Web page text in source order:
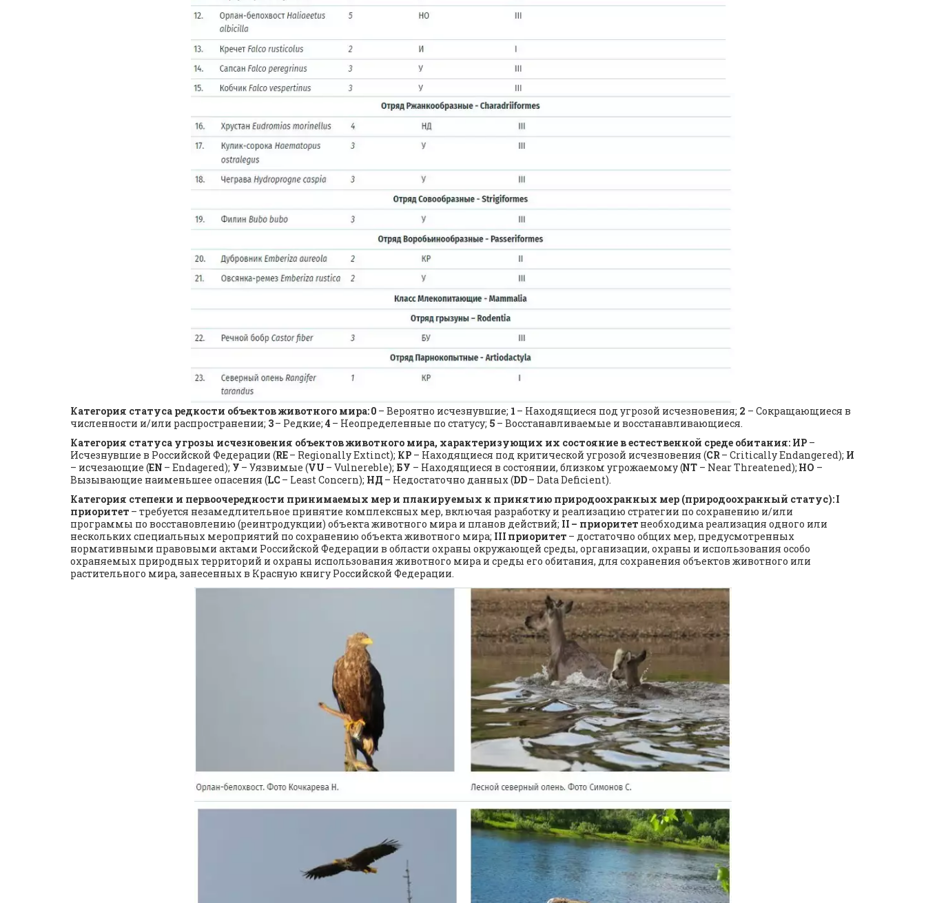
Категория статуса редкости объектов животного мира:0 – Вероятно исчезнувшие; 1 – Находящиеся под угрозой исчезновения; 2 – Сокращающиеся в
численности и/или распространении; 3 – Редкие; 4 – Неопределенные по статусу; 5 – Восстанавливаемые и восстанавливающиеся.
Категория статуса угрозы исчезновения объектов животного мира, характеризующих их состояние в естественной среде обитания: ИР –
Исчезнувшие в Российской Федерации (RE – Regionally Extinct); КР – Находящиеся под критической угрозой исчезновения (CR – Critically Endangered); И
– исчезающие (EN – Endagered); У – Уязвимые (VU – Vulnereble); БУ – Находящиеся в состоянии, близком угрожаемому (NT – Near Threatened); НО –
Вызывающие наименьшее опасения (LC – Least Concern); НД – Недостаточно данных (DD – Data Deficient).
Категория степени и первоочередности принимаемых мер и планируемых к принятию природоохранных мер (природоохранный статус):I
приоритет – требуется незамедлительное принятие комплексных мер, включая разработку и реализацию стратегии по сохранению и/или
программы по восстановлению (реинтродукции) объекта животного мира и планов действий; II – приоритет необходима реализация одного или
нескольких специальных мероприятий по сохранению объекта животного мира; III приоритет – достаточно общих мер, предусмотренных
нормативными правовыми актами Российской Федерации в области охраны окружающей среды, организации, охраны и использования особо
охраняемых природных территорий и охраны использования животного мира и среды его обитания, для сохранения объектов животного или
растительного мира, занесенных в Красную книгу Российской Федерации.